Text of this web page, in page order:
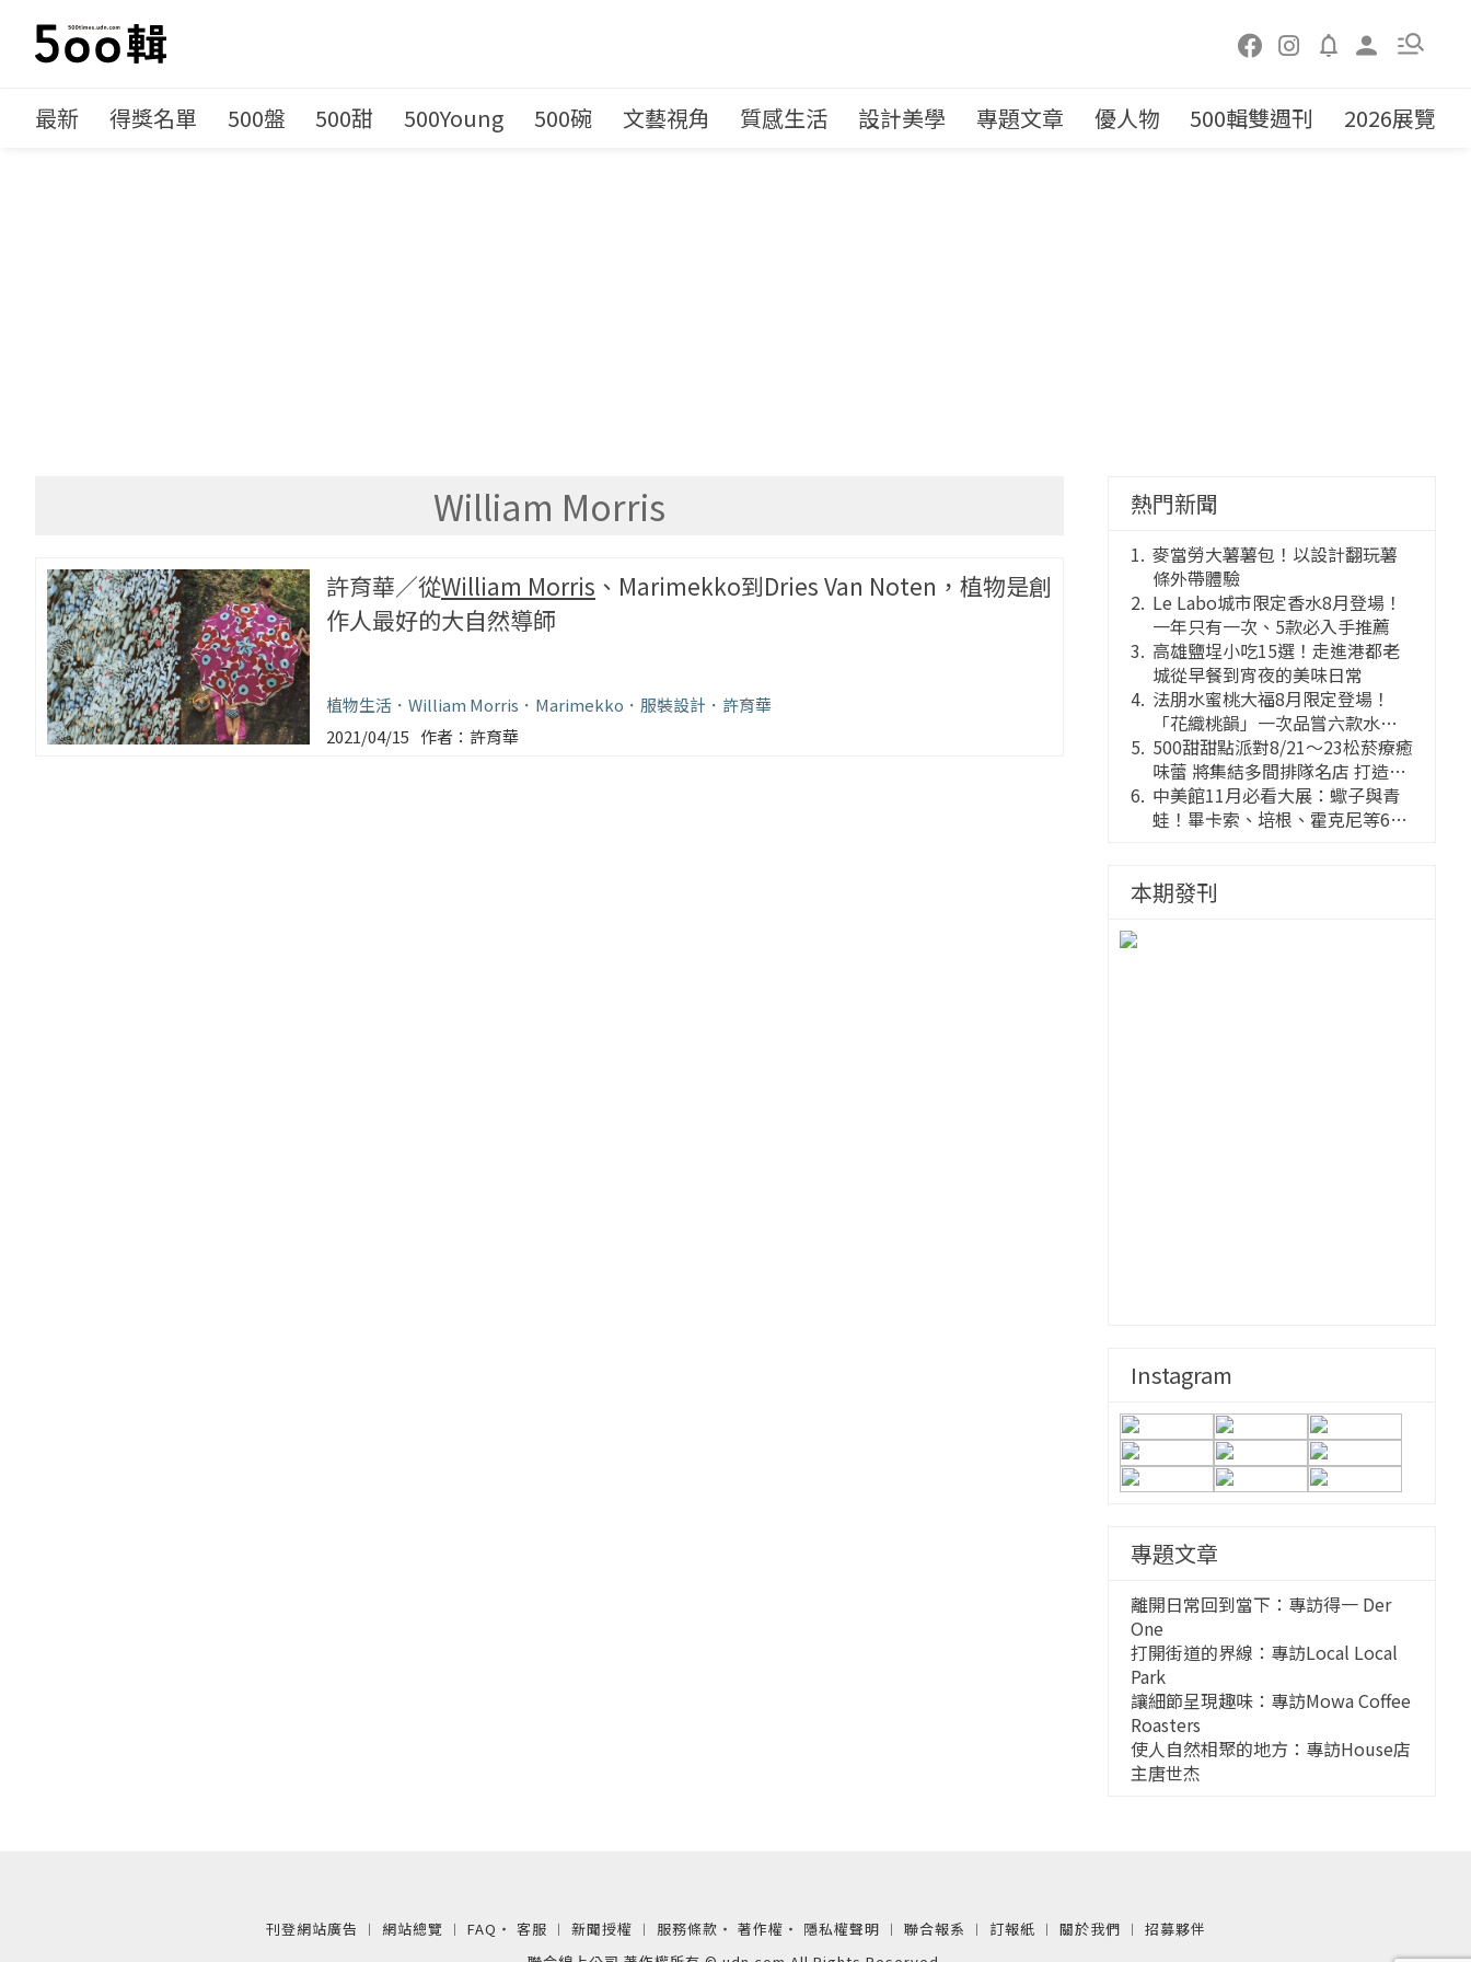
最新 得獎名單 500盤 500甜 500Young 500碗 文藝視角 質感生活 設計美學 專題文章 優人物 500輯雙週刊 2026展覽
William Morris
許育華／從William Morris 、Marimekko到Dries Van Noten，植物是創
作人最好的大自然導師
植物生活 William Morris Marimekko 服裝設計
許育華
2021/04/15
許育華
熱門新聞
麥當勞大薯薯包！以設計翻玩薯
條外帶體驗
Le Labo城市限定香水8月登場！
一年只有一次、5款必入手推薦
高雄鹽埕小吃15選！走進港都老
城從早餐到宵夜的美味日常
法朋水蜜桃大福8月限定登場！
「花織桃韻」一次品嘗六款水蜜
桃花果大福
500甜甜點派對8/21～23松菸療癒
味蕾 將集結多間排隊名店 打造靈
感創意的舞台
中美館11月必看大展：蠍子與青
蛙！畢卡索、培根、霍克尼等66
本期發刊
Instagram
專題文章
離開日常回到當下：專訪得一 Der
One
打開街道的界線：專訪Local Local
Park
讓細節呈現趣味：專訪Mowa Coffee
Roasters
使人自然相聚的地方：專訪House店
主唐世杰
刊登網站廣告 ︱ 網站總覽 ︱ FAQ ‧ 客服 ︱ 新聞授權 ︱ 服務條款 ‧ 著作權 ‧ 隱私權聲明 ︱ 聯合報系 ︱ 訂報紙 ︱ 關於我們 ︱ 招募夥伴